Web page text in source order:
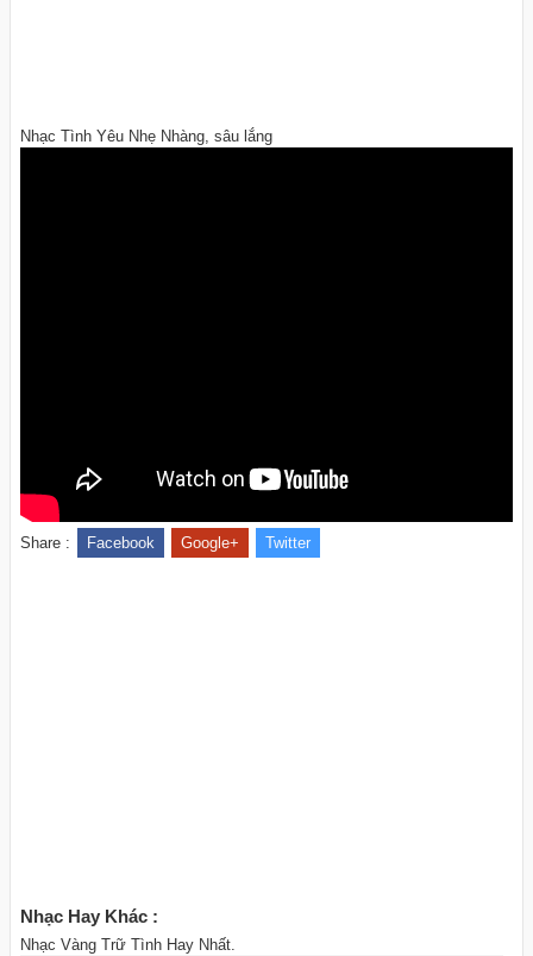
Nhạc Tình Yêu Nhẹ Nhàng, sâu lắng
Share : Facebook Google+ Twitter
Nhạc Hay Khác :
Nhạc Vàng Trữ Tình Hay Nhất.